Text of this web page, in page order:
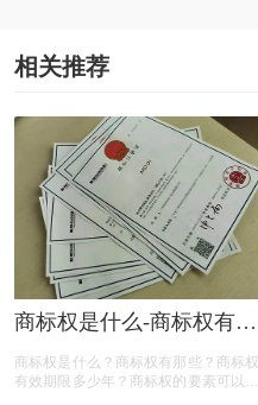
相关推荐
商标权是什么-商标权有哪
商标权是什么？商标权有那些？商标权
有效期限多少年？商标权的要素可以有